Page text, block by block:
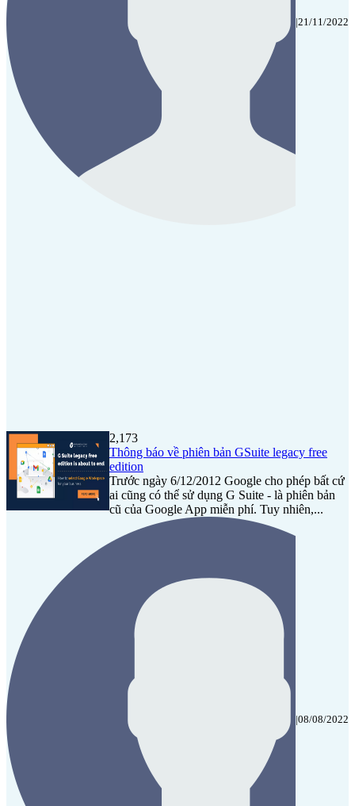
|21/11/2022
2,173
Thông báo về phiên bản GSuite legacy free
edition
Trước ngày 6/12/2012 Google cho phép bất cứ
ai cũng có thể sử dụng G Suite - là phiên bản
cũ của Google App miễn phí. Tuy nhiên,...
|08/08/2022